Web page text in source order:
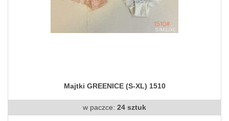
Majtki GREENICE (S-XL) 1510
w paczce: 24 sztuk